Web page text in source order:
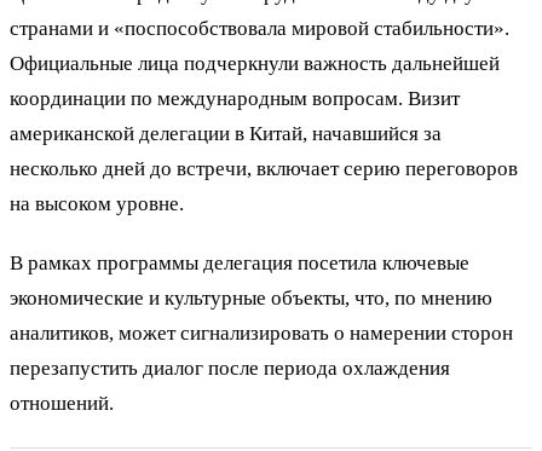
странами и «поспособствовала мировой стабильности».
Официальные лица подчеркнули важность дальнейшей
координации по международным вопросам. Визит
американской делегации в Китай, начавшийся за
несколько дней до встречи, включает серию переговоров
на высоком уровне.
В рамках программы делегация посетила ключевые
экономические и культурные объекты, что, по мнению
аналитиков, может сигнализировать о намерении сторон
перезапустить диалог после периода охлаждения
отношений.